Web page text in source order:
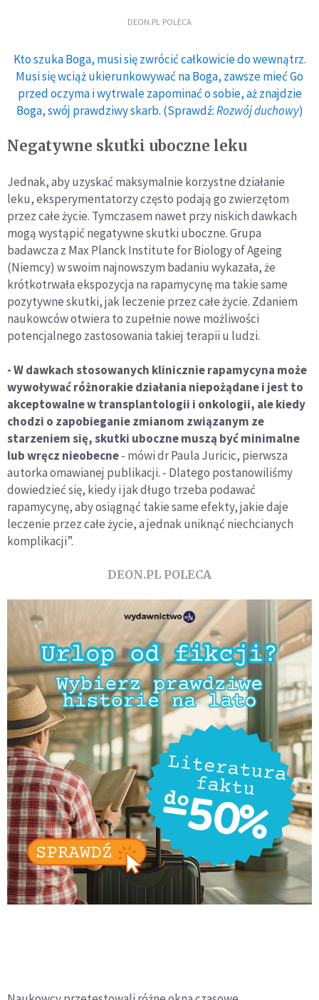
DEON.PL POLECA
Kto szuka Boga, musi się zwrócić całkowicie do wewnątrz.
Musi się wciąż ukierunkowywać na Boga, zawsze mieć Go
przed oczyma i wytrwale zapominać o sobie, aż znajdzie
Boga, swój prawdziwy skarb. (Sprawdź:Rozwój duchowy)
Negatywne skutki uboczne leku
Jednak, aby uzyskać maksymalnie korzystne działanie
leku, eksperymentatorzy często podają go zwierzętom
przez całe życie. Tymczasem nawet przy niskich dawkach
mogą wystąpić negatywne skutki uboczne. Grupa
badawcza z Max Planck Institute for Biology of Ageing
(Niemcy) w swoim najnowszym badaniu wykazała, że
krótkotrwała ekspozycja na rapamycynę ma takie same
pozytywne skutki, jak leczenie przez całe życie. Zdaniem
naukowców otwiera to zupełnie nowe możliwości
potencjalnego zastosowania takiej terapii u ludzi.
- W dawkach stosowanych klinicznie rapamycyna może
wywoływać różnorakie działania niepożądane i jest to
akceptowalne w transplantologii i onkologii, ale kiedy
chodzi o zapobieganie zmianom związanym ze
starzeniem się, skutki uboczne muszą być minimalne
lub wręcz nieobecne- mówi dr Paula Juricic, pierwsza
autorka omawianej publikacji. - Dlatego postanowiliśmy
dowiedzieć się, kiedy i jak długo trzeba podawać
rapamycynę, aby osiągnąć takie same efekty, jakie daje
leczenie przez całe życie, a jednak uniknąć niechcianych
komplikacji”.
DEON.PL POLECA